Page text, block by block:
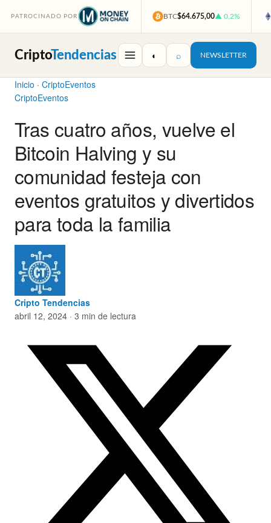
PATROCINADO POR BTC$64.675,00▲ 0,2%
CriptoTendencias ◐ ⌕ NEWSLETTER
Inicio · CriptoEventos
CriptoEventos
Tras cuatro años, vuelve el
Bitcoin Halving y su
comunidad festeja con
eventos gratuitos y divertidos
para toda la familia
Cripto Tendencias
abril 12, 2024 · 3 min de lectura